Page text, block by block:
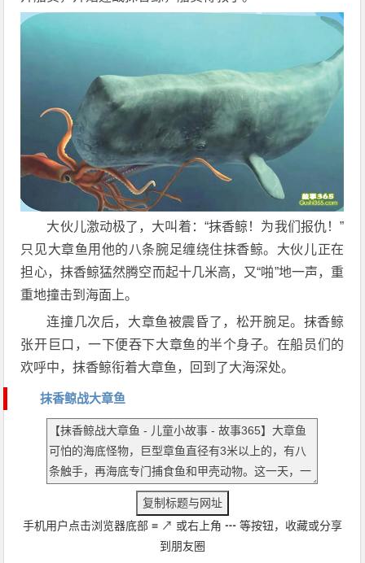
大伙儿激动极了，大叫着：“抹香鲸！为我们报仇！”
只见大章鱼用他的八条腕足缠绕住抹香鲸。大伙儿正在
担心，抹香鲸猛然腾空而起十几米高，又“啪”地一声，重
重地撞击到海面上。
连撞几次后，大章鱼被震昏了，松开腕足。抹香鲸
张开巨口，一下便吞下大章鱼的半个身子。在船员们的
欢呼中，抹香鲸衔着大章鱼，回到了大海深处。
抹香鲸战大章鱼
手机用户点击浏览器底部 ≡ ↗ 或右上角 ┅ 等按钮，收藏或分享
到朋友圈